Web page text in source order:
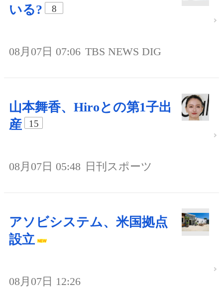
いる?
8
08月07日 07:06 TBS NEWS DIG
山本舞香、Hiroとの第1子出
産
15
08月07日 05:48 日刊スポーツ
アソビシステム、米国拠点
設立
08月07日 12:26